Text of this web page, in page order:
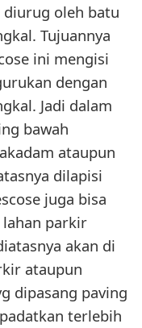
diurug oleh batu
Tujuannya
ini mengisi
dengan
Jadi dalam
bawah
ataupun
dilapisi
juga bisa
parkir
akan di
ataupun
dipasang paving
terlebih